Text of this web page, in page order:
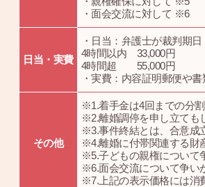
・面会交流に対して ※6
日当・実費
・日当：弁護士が裁判期
4時間以内 33,000円
4時間超 55,000円
・実費：内容証明郵便や
その他
※1.着手金は4回までの分割
※2.離婚調停を申し立ても
※3.事件終結とは、合意成
※4.離婚に付帯関連する財
※5.子どもの親権について
※6.面会交流について争い
※7.上記の表示価格には消